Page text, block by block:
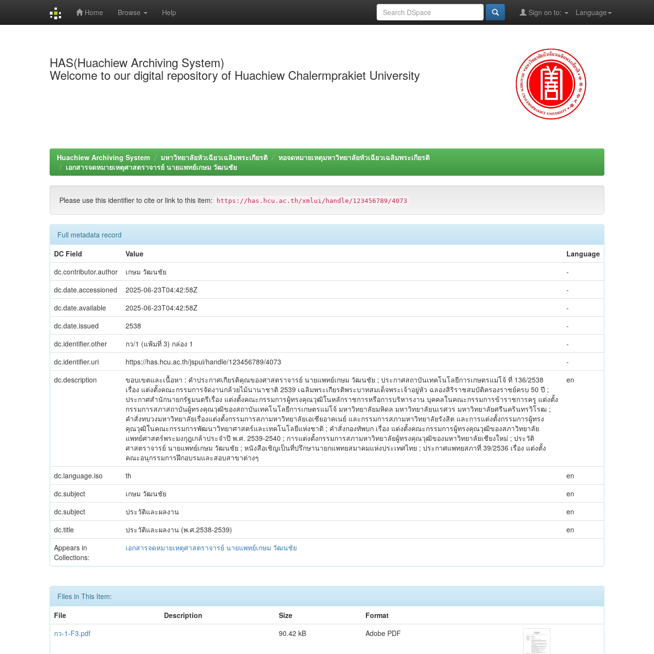
Home Browse Help Language
Sign on to:
HAS(Huachiew Archiving System)
Welcome to our digital repository of Huachiew Chalermprakiet University
Huachiew Archiving System มหาวิทยาลัยหัวเฉียวเฉลิมพระเกียรติ
หอจดหมายเหตุมหาวิทยาลัยหัวเฉียวเฉลิมพระเกียรติ
เอกสารจดหมายเหตุศาสตราจารย์ นายแพทย์เกษม วัฒนชัย
Please use this identifier to cite or link to this item: https://has.hcu.ac.th/xmlui/handle/123456789/4073
Full metadata record
DC Field
Value
Language
dc.contributor.author
เกษม วัฒนชัย
-
dc.date.accessioned
2025-06-23T04:42:58Z
-
dc.date.available
2025-06-23T04:42:58Z
-
dc.date.issued
2538
-
dc.identifier.other
กว/1 (แฟ้มที่ 3) กล่อง 1
-
dc.identifier.uri
https://has.hcu.ac.th/jspui/handle/123456789/4073
-
dc.description
ขอบเขตและเนื้อหา : คำประกาศเกียรติคุณของศาสตราจารย์ นายแพทย์เกษม วัฒนชัย ; ประกาศสถาบันเทคโนโลยีการเกษตรแม่โจ้ ที่ 136/2538
เรื่อง แต่งตั้งคณะกรรมการจัดงานกล้วยไม้นานาชาติ 2539 เฉลิมพระเกียรติพระบาทสมเด็จพระเจ้าอยู่หัว ฉลองสิริราชสมบัติครองราชย์ครบ 50 ปี ;
ประกาศสำนักนายกรัฐมนตรีเรื่อง แต่งตั้งคณะกรรมการผู้ทรงคุณวุฒิในหลักราชการหรือการบริหารงาน บุคคลในคณะกรรมการข้าราชการครู แต่งตั้ง
กรรมการสภาสถาบันผู้ทรงคุณวุฒิของสถาบันเทคโนโลยีการเกษตรแม่โจ้ มหาวิทยาลัยมหิดล มหาวิทยาลัยนเรศวร มหาวิทยาลัยศรีนครินทรวิโรฒ ;
คำสั่งทบวงมหาวิทยาลัยเรื่องแต่งตั้งกรรมการสภามหาวิทยาลัยเอเซียอาคเนย์ และกรรมการสภามหาวิทยาลัยรังสิต และการแต่งตั้งกรรมการผู้ทรง
คุณวุฒิในคณะกรรมการพัฒนาวิทยาศาสตร์และเทคโนโลยีแห่งชาติ ; คำสั่งกองทัพบก เรื่อง แต่งตั้งคณะกรรมการผู้ทรงคุณวุฒิของสภาวิทยาลัย
แพทย์ศาสตร์พระมงกุฎเกล้าประจำปี พ.ศ. 2539-2540 ; การแต่งตั้งกรรมการสภามหาวิทยาลัยผู้ทรงคุณวุฒิของมหาวิทยาลัยเชียงใหม่ ; ประวัติ
ศาสตราจารย์ นายแพทย์เกษม วัฒนชัย ; หนังสือเชิญเป็นที่ปรึกษานายกแพทยสมาคมแห่งประเทศไทย ; ประกาศแพทยสภาที่ 39/2536 เรื่อง แต่งตั้ง
คณะอนุกรรมการฝึกอบรมและสอบสาขาต่างๆ
en
dc.language.iso th
en
dc.subject
เกษม วัฒนชัย
en
dc.subject
ประวัติและผลงาน
en
dc.title
ประวัติและผลงาน (พ.ศ.2538-2539)
en
Appears in
Collections:
เอกสารจดหมายเหตุศาสตราจารย์ นายแพทย์เกษม วัฒนชัย
Files in This Item:
File
Description Size
Format
กว-1-F3.pdf
90.42 kB Adobe PDF